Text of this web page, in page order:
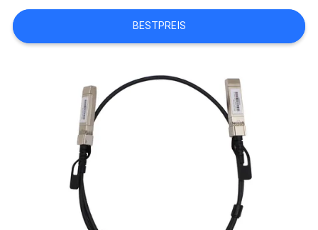
FORDERN
SIE
SITEMAP
DATENSCHUTZRICHTLINIE
BESTPREIS